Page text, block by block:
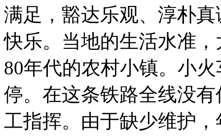
老
的
窄
轨
火
车
修
建
于
上
世
满足，豁达乐观、淳朴
快乐。当地的生活水准
80年代的农村小镇。 小火
停。在这条铁路全线没
工指挥。由于缺少维护